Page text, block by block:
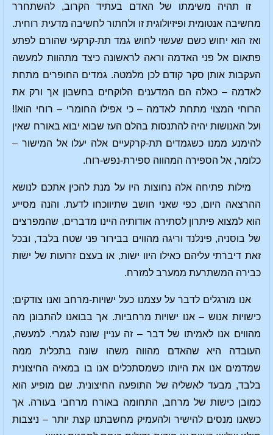
זו תהיה משימתו של האדם בעתיד הקרוב, להשתחרר
מחשיבה אנטומית ופיזיולוגית זו ולחתור לחשיבה מדעית רוחית.
ואז הוא יחוש כשם שעשוי לחוש גמד תת-קרקעי שהורם לפתע
פתאום אל פני האדמה וראה לראשונה כיצד מתהוות למעשה
העקבות אותן סקר קודם לכן מלמטה. גמדים החופרים מתחת
לאדמה – כאלה הם המדענים הלוקחים בחשבון אך ורק את
הרוחי המצוי מתחת לאדמה – כי אפילו החומרי – רוחי הוא!!
ועל האנושות יהיה להתנסות בהלם העז שבוא יבוא באורח שאין
להימנע ממנו כשגמדים תת-קרקעיים אלה יעלו אל המישור –
כלומר, אל הספירה המהווה ספירת-נפש-רוח.
מילות פתיחה אלה נחוצות היו על מנת להכין אתכם לנושא
ההרצאה היום, כפי שאני חושב שתיווכחו לדעת. והנה מסייע
הוא למצוא פיתרון לסתירה אודותיה היינו מדברים, שהמפרצים
של בוסניה, פינלנד וריגה מהווים בבירור פני שטח בלבד, ובכל
זאת דיברתי עליהם כאילו היוו ישות, או בעצם זרועות של ישות
כבירה המשתרעת ממערב למזרח.
אנו מורגלים לדבר על עצמנו כעל ישויות-מרחב ואנו צודקים;
כישויות אנוש – אנו ישויות מרחביות. אך בבואנו להתבונן מה
מהווים אנו לאמיתו של דבר – זה עניין שונה לגמרי. למעשה,
העובדה היא שהאדם מהווה משהו שונה בתכלית ממה
שמדמים אנו את היותו כשמסתכלים אנו בו במאיה החיצונית
בלבד, מבעד לאשליה של התופעה החיצונית. שם מופיע הוא
כמובן כישות של מרחב, התחומה באורח מרחבי בעורה. אך
כשאנו מנסים להישיר ולהעמיק מחשבתנו קצת יותר – ניצבות